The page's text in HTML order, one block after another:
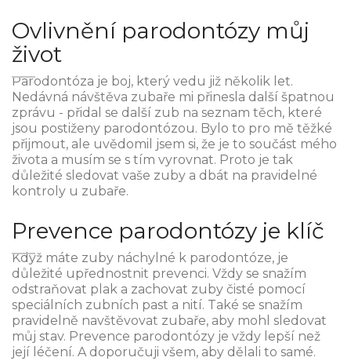
Ovlivnění parodontózy můj
život
Parodontóza je boj, který vedu již několik let.
Nedávná návštěva zubaře mi přinesla další špatnou
zprávu - přidal se další zub na seznam těch, které
jsou postiženy parodontózou. Bylo to pro mě těžké
přijmout, ale uvědomil jsem si, že je to součást mého
života a musím se s tím vyrovnat. Proto je tak
důležité sledovat vaše zuby a dbát na pravidelné
kontroly u zubaře.
Prevence parodontózy je klíč
Když máte zuby náchylné k parodontóze, je
důležité upřednostnit prevenci. Vždy se snažím
odstraňovat plak a zachovat zuby čisté pomocí
speciálních zubních past a nití. Také se snažím
pravidelně navštěvovat zubaře, aby mohl sledovat
můj stav. Prevence parodontózy je vždy lepší než
její léčení. A doporučuji všem, aby dělali to samé.